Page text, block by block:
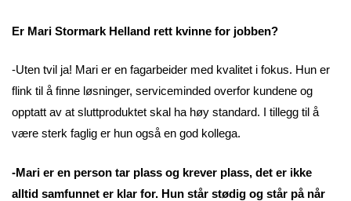
Er Mari Stormark Helland rett kvinne for jobben?
-Uten tvil ja! Mari er en fagarbeider med kvalitet i fokus. Hun er
flink til å finne løsninger, serviceminded overfor kundene og
opptatt av at sluttproduktet skal ha høy standard. I tillegg til å
være sterk faglig er hun også en god kollega.
-Mari er en person tar plass og krever plass, det er ikke
alltid samfunnet er klar for. Hun står stødig og står på når